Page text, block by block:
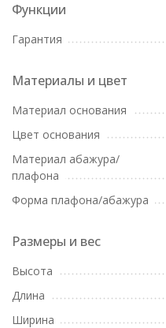
Функции
Гарантия
Материалы и цвет
Материал основания
Цвет основания
Материал абажура/
плафона
Форма плафона/абажура
Размеры и вес
Высота
Длина
Ширина